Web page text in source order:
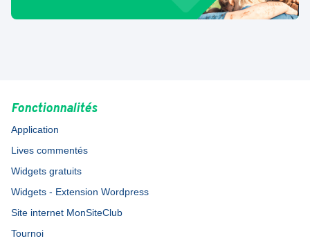
Fonctionnalités
Application
Lives commentés
Widgets gratuits
Widgets - Extension Wordpress
Site internet MonSiteClub
Tournoi